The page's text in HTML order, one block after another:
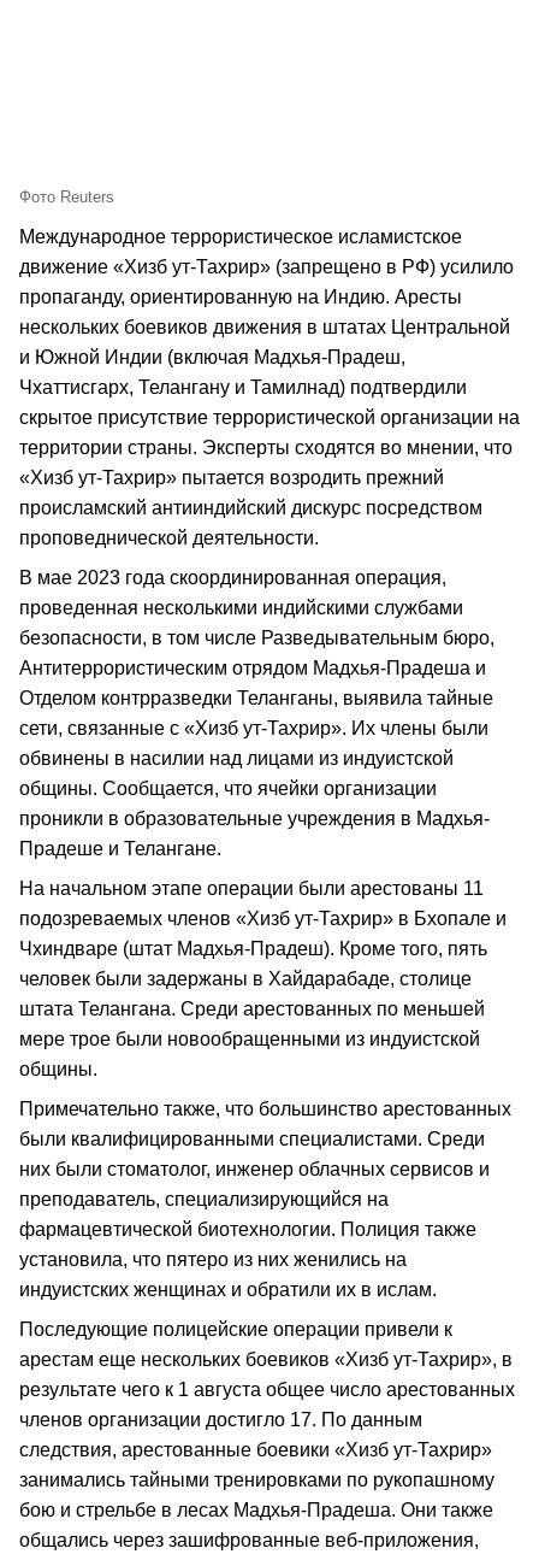
Фото Reuters
Международное террористическое исламистское
движение «Хизб ут-Тахрир» (запрещено в РФ) усилило
пропаганду, ориентированную на Индию. Аресты
нескольких боевиков движения в штатах Центральной
и Южной Индии (включая Мадхья-Прадеш,
Чхаттисгарх, Телангану и Тамилнад) подтвердили
скрытое присутствие террористической организации на
территории страны. Эксперты сходятся во мнении, что
«Хизб ут-Тахрир» пытается возродить прежний
происламский антииндийский дискурс посредством
проповеднической деятельности.
В мае 2023 года скоординированная операция,
проведенная несколькими индийскими службами
безопасности, в том числе Разведывательным бюро,
Антитеррористическим отрядом Мадхья-Прадеша и
Отделом контрразведки Теланганы, выявила тайные
сети, связанные с «Хизб ут-Тахрир». Их члены были
обвинены в насилии над лицами из индуистской
общины. Сообщается, что ячейки организации
проникли в образовательные учреждения в Мадхья-
Прадеше и Телангане.
На начальном этапе операции были арестованы 11
подозреваемых членов «Хизб ут-Тахрир» в Бхопале и
Чхиндваре (штат Мадхья-Прадеш). Кроме того, пять
человек были задержаны в Хайдарабаде, столице
штата Телангана. Среди арестованных по меньшей
мере трое были новообращенными из индуистской
общины.
Примечательно также, что большинство арестованных
были квалифицированными специалистами. Среди
них были стоматолог, инженер облачных сервисов и
преподаватель, специализирующийся на
фармацевтической биотехнологии. Полиция также
установила, что пятеро из них женились на
индуистских женщинах и обратили их в ислам.
Последующие полицейские операции привели к
арестам еще нескольких боевиков «Хизб ут-Тахрир», в
результате чего к 1 августа общее число арестованных
членов организации достигло 17. По данным
следствия, арестованные боевики «Хизб ут-Тахрир»
занимались тайными тренировками по рукопашному
бою и стрельбе в лесах Мадхья-Прадеша. Они также
общались через зашифрованные веб-приложения,